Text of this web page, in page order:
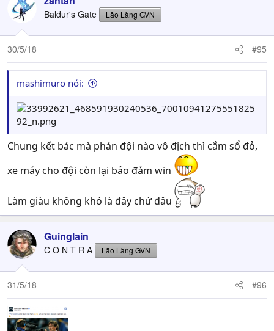
Baldur's Gate Lão Làng GVN
30/5/18 #95
mashimuro nói:
Chung kết bác mà phán đội nào vô địch thì cắm sổ đỏ,
xe máy cho đội còn lại bảo đảm win
Làm giàu không khó là đây chứ đâu
Guinglain
C O N T R A Lão Làng GVN
31/5/18 #96